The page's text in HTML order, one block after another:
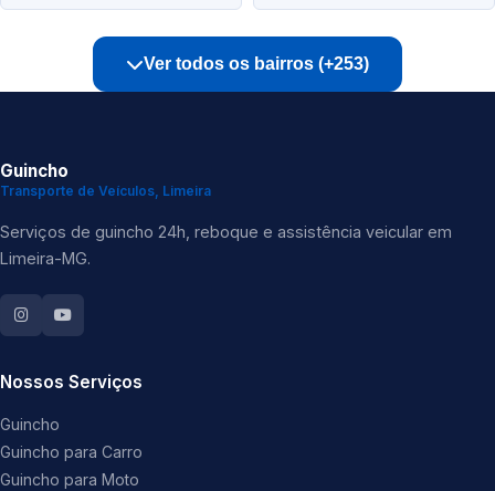
Ver todos os bairros (+253)
Guincho
Transporte de Veículos, Limeira
Serviços de guincho 24h, reboque e assistência veicular em
Limeira-MG.
Nossos Serviços
Guincho
Guincho para Carro
Guincho para Moto